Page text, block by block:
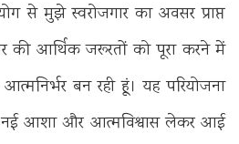
से मुझे स्वरोजगार का अवसर प्राप्त
आर्थिक जरूरतों को पूरा करने में
बन रही हूं। यह परियोजना
नई आशा और आत्मविश्वास लेकर आई